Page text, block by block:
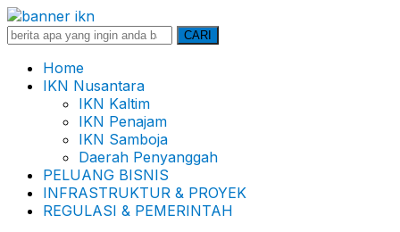
Search
CARI
Home
IKN Nusantara
IKN Kaltim
IKN Penajam
IKN Samboja
Daerah Penyanggah
PELUANG BISNIS
INFRASTRUKTUR & PROYEK
REGULASI & PEMERINTAH